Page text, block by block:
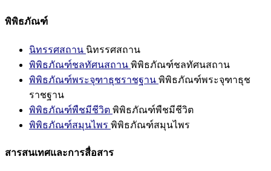
พิพิธภัณฑ์
นิทรรศสถาน นิทรรศสถาน
พิพิธภัณฑ์ชลทัศนสถาน พิพิธภัณฑ์ชลทัศนสถาน
พิพิธภัณฑ์พระจุฑาธุชราชฐาน พิพิธภัณฑ์พระจุฑาธุช
ราชฐาน
พิพิธภัณฑ์พืชมีชีวิต พิพิธภัณฑ์พืชมีชีวิต
พิพิธภัณฑ์สมุนไพร พิพิธภัณฑ์สมุนไพร
สารสนเทศและการสื่อสาร